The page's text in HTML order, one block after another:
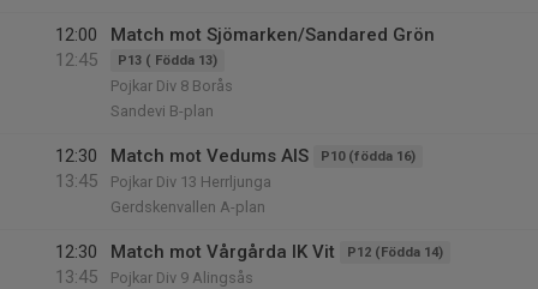
12:00
12:45
Match mot Sjömarken/Sandared Grön
P13 ( Födda 13)
Pojkar Div 8 Borås
Sandevi B-plan
12:30
13:45
Match mot Vedums AIS P10 (födda 16)
Pojkar Div 13 Herrljunga
Gerdskenvallen A-plan
12:30
13:45
Match mot Vårgårda IK Vit P12 (Födda 14)
Pojkar Div 9 Alingsås